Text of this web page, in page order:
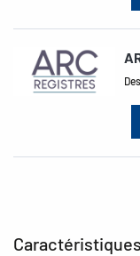
Caractéristiques